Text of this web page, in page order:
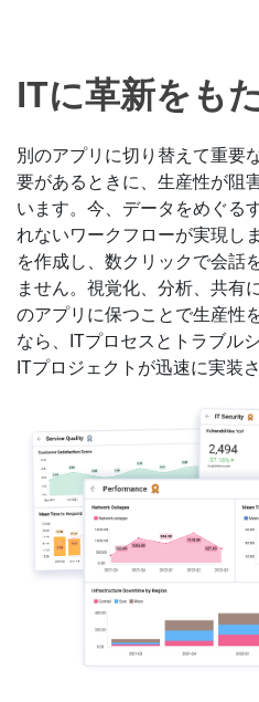
ITに革新をも
別のアプリに切り替えて重要
要があるときに、生産性が阻
います。今、データをめぐる
れないワークフローが実現し
を作成し、数クリックで会話
ません。視覚化、分析、共有
のアプリに保つことで生産性
なら、ITプロセスとトラブル
ITプロジェクトが迅速に実装さ